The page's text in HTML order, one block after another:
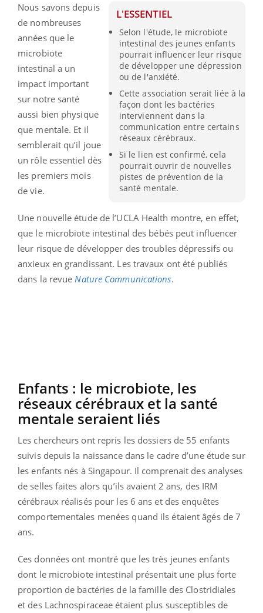
L'ESSENTIEL
Selon l'étude, le microbiote
intestinal des jeunes enfants
pourrait influencer leur risque
de développer une dépression
ou de l'anxiété.
Cette association serait liée à la
façon dont les bactéries
interviennent dans la
communication entre certains
réseaux cérébraux.
Si le lien est confirmé, cela
pourrait ouvrir de nouvelles
pistes de prévention de la
santé mentale.
Nous savons depuis
de nombreuses
années que le
microbiote
intestinal a un
impact important
sur notre santé
aussi bien physique
que mentale. Et il
semblerait qu’il joue
un rôle essentiel dès
les premiers mois
de vie.
Une nouvelle étude de l’UCLA Health montre, en effet,
que le microbiote intestinal des bébés peut influencer
leur risque de développer des troubles dépressifs ou
anxieux en grandissant. Les travaux ont été publiés
dans la revue Nature Communications.
Enfants : le microbiote, les
réseaux cérébraux et la santé
mentale seraient liés
Les chercheurs ont repris les dossiers de 55 enfants
suivis depuis la naissance dans le cadre d’une étude sur
les enfants nés à Singapour. Il comprenait des analyses
de selles faites alors qu’ils avaient 2 ans, des IRM
cérébraux réalisés pour les 6 ans et des enquêtes
comportementales menées quand ils étaient âgés de 7
ans.
Ces données ont montré que les très jeunes enfants
dont le microbiote intestinal présentait une plus forte
proportion de bactéries de la famille des Clostridiales
et des Lachnospiraceae étaient plus susceptibles de